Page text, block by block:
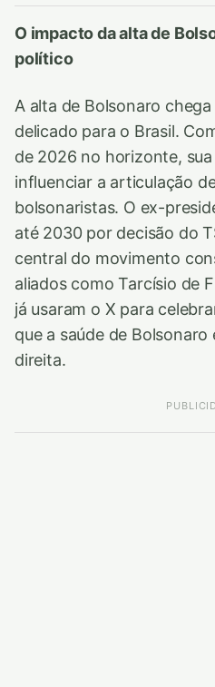
O impacto da alta de
político
A alta de Bolsonaro
delicado para o Brasil.
de 2026 no horizonte,
influenciar a articulação
bolsonaristas. O ex-
até 2030 por decisão do
central do movimento
aliados como Tarcísio de
já usaram o X para
que a saúde de
direita.